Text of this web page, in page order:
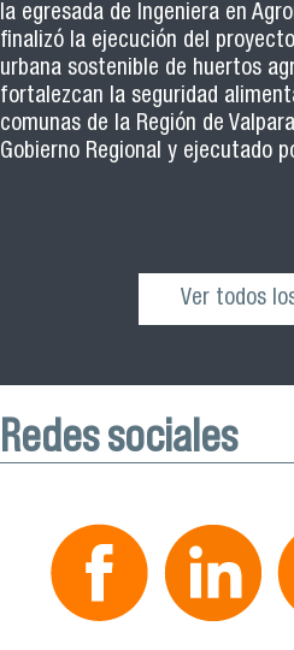
la egresada de Ingeniera en
finalizó la ejecución del
urbana sostenible de huertos
fortalezcan la seguridad
comunas de la Región de
Gobierno Regional y ejecutado
Ver todos
Redes sociales